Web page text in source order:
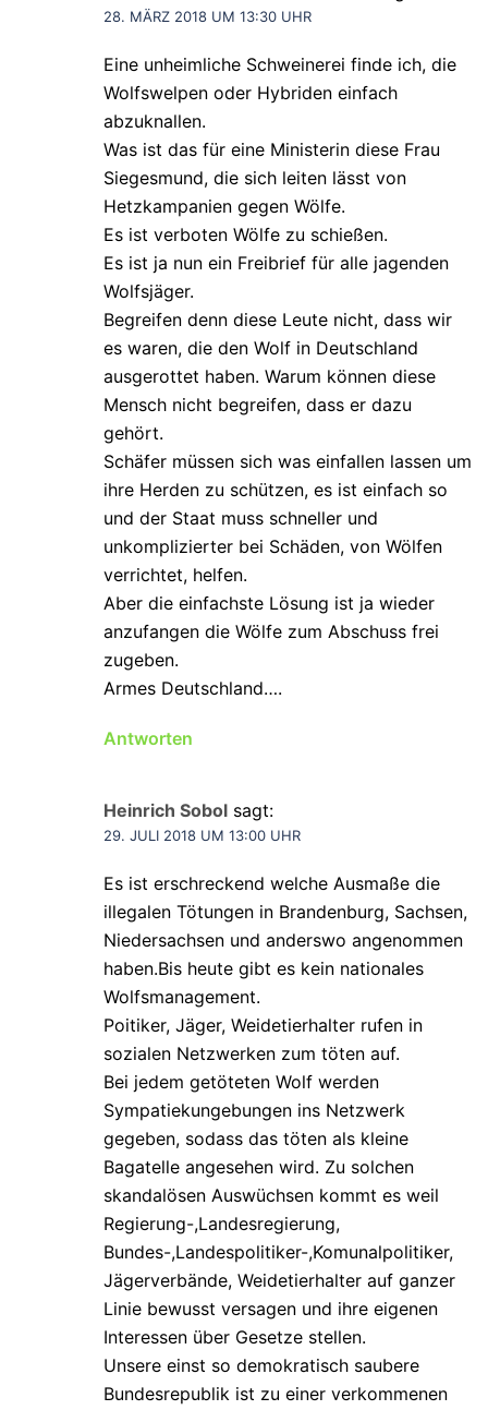
28. MÄRZ 2018 UM 13:30 UHR
Eine unheimliche Schweinerei finde ich, die
Wolfswelpen oder Hybriden einfach
abzuknallen.
Was ist das für eine Ministerin diese Frau
Siegesmund, die sich leiten lässt von
Hetzkampanien gegen Wölfe.
Es ist verboten Wölfe zu schießen.
Es ist ja nun ein Freibrief für alle jagenden
Wolfsjäger.
Begreifen denn diese Leute nicht, dass wir
es waren, die den Wolf in Deutschland
ausgerottet haben. Warum können diese
Mensch nicht begreifen, dass er dazu
gehört.
Schäfer müssen sich was einfallen lassen um
ihre Herden zu schützen, es ist einfach so
und der Staat muss schneller und
unkomplizierter bei Schäden, von Wölfen
verrichtet, helfen.
Aber die einfachste Lösung ist ja wieder
anzufangen die Wölfe zum Abschuss frei
zugeben.
Armes Deutschland….
Antworten
Heinrich Sobol sagt:
29. JULI 2018 UM 13:00 UHR
Es ist erschreckend welche Ausmaße die
illegalen Tötungen in Brandenburg, Sachsen,
Niedersachsen und anderswo angenommen
haben.Bis heute gibt es kein nationales
Wolfsmanagement.
Poitiker, Jäger, Weidetierhalter rufen in
sozialen Netzwerken zum töten auf.
Bei jedem getöteten Wolf werden
Sympatiekungebungen ins Netzwerk
gegeben, sodass das töten als kleine
Bagatelle angesehen wird. Zu solchen
skandalösen Auswüchsen kommt es weil
Regierung-,Landesregierung,
Bundes-,Landespolitiker-,Komunalpolitiker,
Jägerverbände, Weidetierhalter auf ganzer
Linie bewusst versagen und ihre eigenen
Interessen über Gesetze stellen.
Unsere einst so demokratisch saubere
Bundesrepublik ist zu einer verkommenen